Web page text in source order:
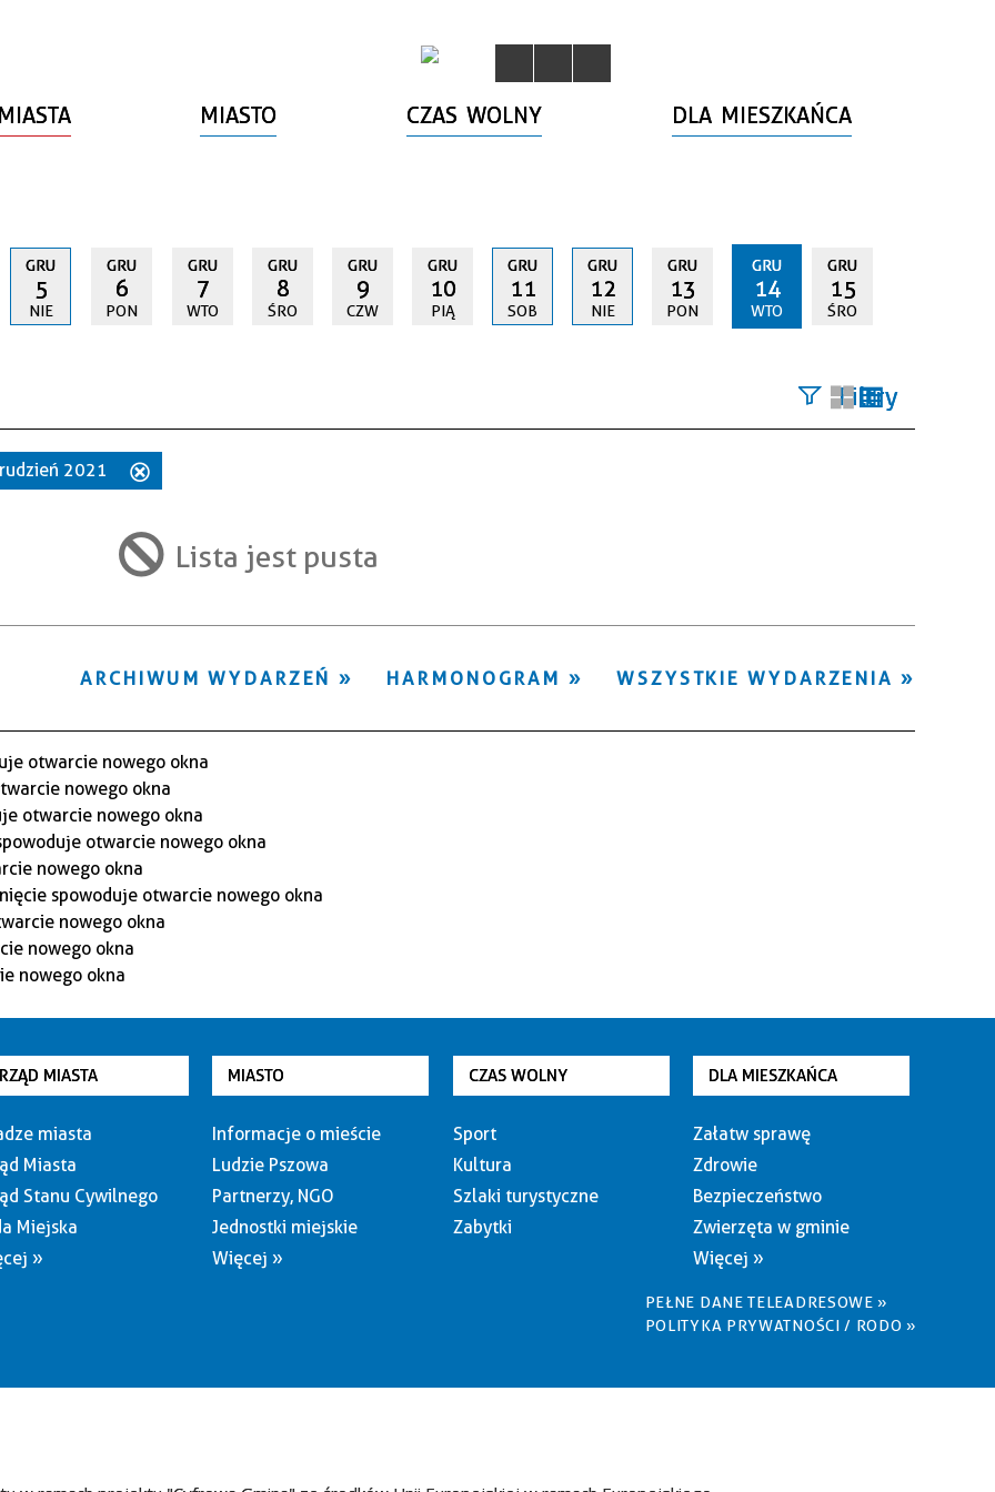
MIASTO CZAS WOLNY DLA MIESZKAŃCA
GRU
5
NIE
GRU
6
PON
GRU
7
WTO
GRU
8
ŚRO
GRU
9
CZW
GRU
10
PIĄ
GRU
11
SOB
GRU
12
NIE
GRU
13
PON
GRU
14
WTO
GRU
15
ŚRO
Filtry
Miejsce
2021
filtr
Lista jest pusta
WSZYSTKIE WYDARZENIA
HARMONOGRAM
ARCHIWUM WYDARZEŃ
MIASTA
miasta
Miasta
Stanu Cywilnego
Miejska
»
MIASTO
Informacje o mieście
Ludzie Pszowa
Partnerzy, NGO
Jednostki miejskie
Więcej »
CZAS WOLNY
Sport
Kultura
Szlaki turystyczne
Zabytki
DLA MIESZKAŃCA
Załatw sprawę
Zdrowie
Bezpieczeństwo
Zwierzęta w gminie
Więcej »
PEŁNE DANE TELEADRESOWE »
POLITYKA PRYWATNOŚCI / RODO »